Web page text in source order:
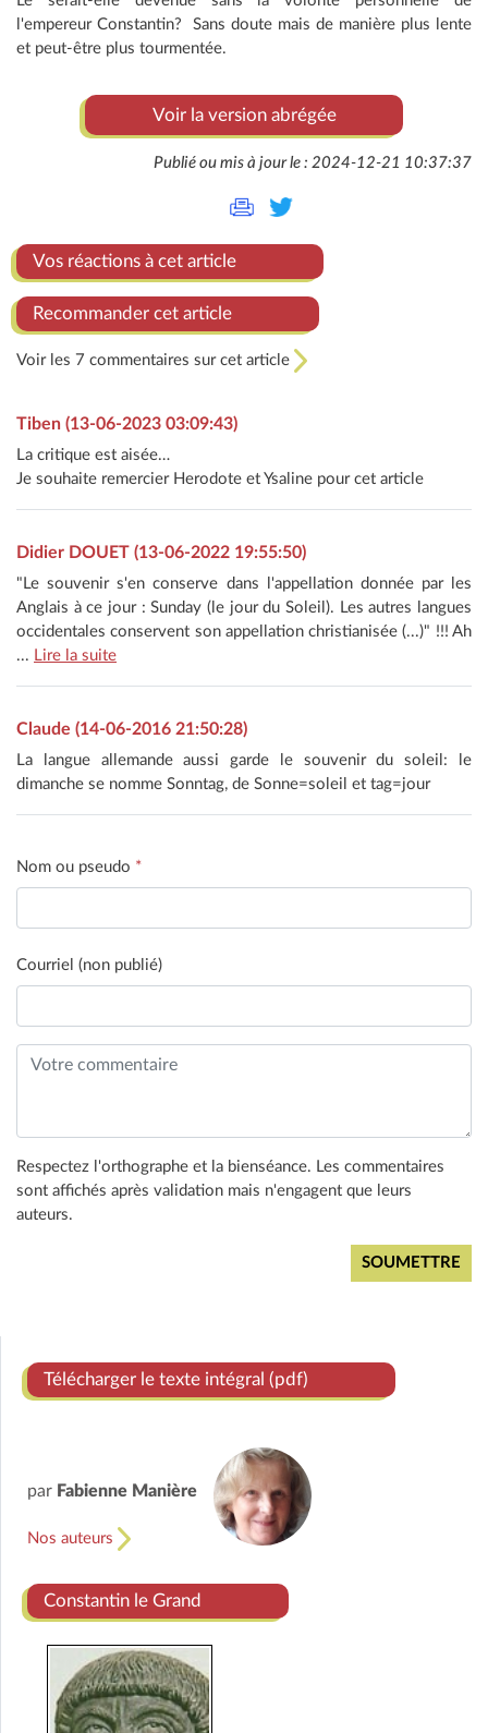
l'empereur Constantin? Sans doute mais de manière plus lente
et peut-être plus tourmentée.
Voir la version abrégée
Publié ou mis à jour le : 2024-12-21 10:37:37
Vos réactions à cet article
Recommander cet article
Voir les 7 commentaires sur cet article
Tiben (13-06-2023 03:09:43)
La critique est aisée…
Je souhaite remercier Herodote et Ysaline pour cet article
Didier DOUET (13-06-2022 19:55:50)
"Le souvenir s'en conserve dans l'appellation donnée par les
Anglais à ce jour : Sunday (le jour du Soleil). Les autres langues
occidentales conservent son appellation christianisée (...)" !!! Ah
... Lire la suite
Claude (14-06-2016 21:50:28)
La langue allemande aussi garde le souvenir du soleil: le
dimanche se nomme Sonntag, de Sonne=soleil et tag=jour
Nom ou pseudo *
Courriel (non publié)
Respectez l'orthographe et la bienséance. Les commentaires
sont affichés après validation mais n'engagent que leurs
auteurs.
Télécharger le texte intégral (pdf)
par Fabienne Manière
Nos auteurs
Constantin le Grand